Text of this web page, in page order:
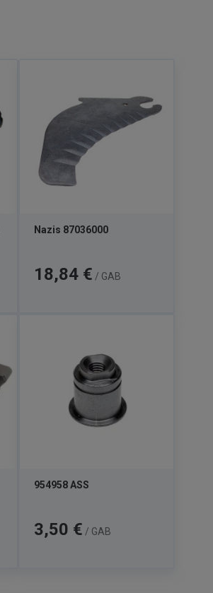
Nazis 87036000
Cena
18,84 € / GAB
954958 ASS
Cena
3,50 € / GAB